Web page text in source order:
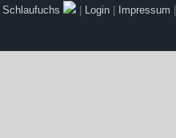
Schlaufuchs | Login| Impressum